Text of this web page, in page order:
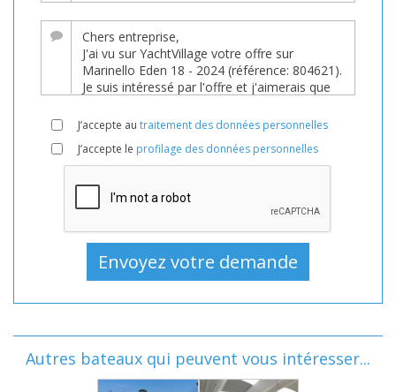
J’accepte au traitement des données personnelles
J’accepte le profilage des données personnelles
Autres bateaux qui peuvent vous intéresser...